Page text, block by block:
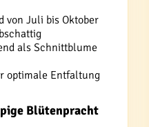
von Juli bis Oktober
als Schnittblume
optimale Entfaltung
Blütenpracht